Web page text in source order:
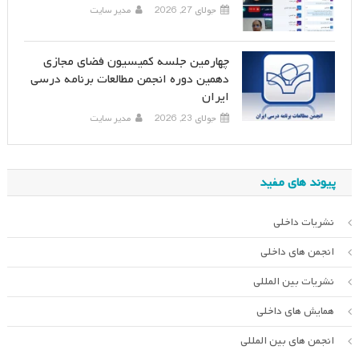
جولای 27, 2026 مدیر سایت
چهارمین جلسه کمیسیون فضای مجازی
دهمین دوره انجمن مطالعات برنامه درسی
ایران
جولای 23, 2026 مدیر سایت
پیوند های مفید
نشریات داخلی
انجمن های داخلی
نشریات بین المللی
همایش های داخلی
انجمن های بین المللی